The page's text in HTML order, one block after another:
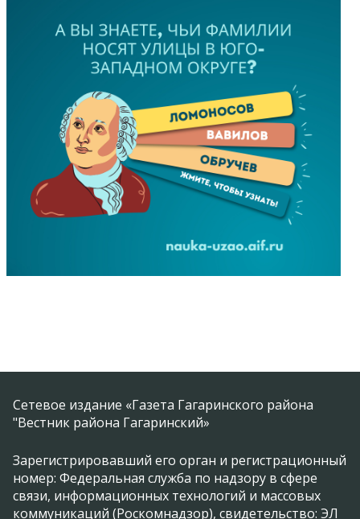
Сетевое издание «Газета Гагаринского района
"Вестник района Гагаринский»
Зарегистрировавший его орган и регистрационный
номер: Федеральная служба по надзору в сфере
связи, информационных технологий и массовых
коммуникаций (Роскомнадзор), свидетельство: ЭЛ